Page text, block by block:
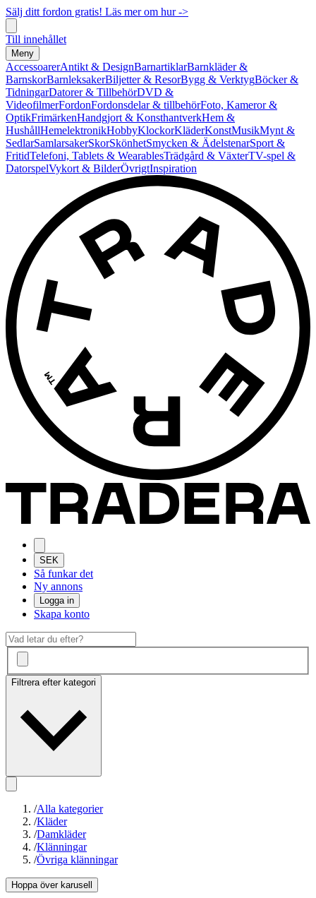
Sälj ditt fordon gratis! Läs mer om hur ->
Till innehållet
Meny
AccessoarerAntikt & DesignBarnartiklarBarnkläder &
BarnskorBarnleksakerBiljetter & ResorBygg & VerktygBöcker &
TidningarDatorer & TillbehörDVD &
VideofilmerFordonFordonsdelar & tillbehörFoto, Kameror &
OptikFrimärkenHandgjort & KonsthantverkHem &
HushållHemelektronikHobbyKlockorKläderKonstMusikMynt &
SedlarSamlarsakerSkorSkönhetSmycken & ÄdelstenarSport &
FritidTelefoni, Tablets & WearablesTrädgård & VäxterTV-spel &
DatorspelVykort & BilderÖvrigtInspiration
SEK
Så funkar det
Ny annons
Logga in
Skapa konto
Filtrera efter kategori
/Alla kategorier
/Kläder
/Damkläder
/Klänningar
/Övriga klänningar
Hoppa över karusell